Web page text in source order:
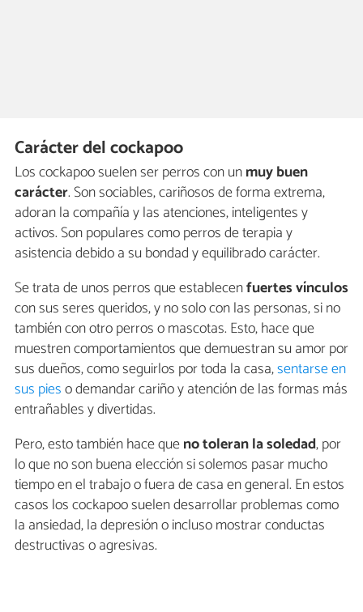
Carácter del cockapoo
Los cockapoo suelen ser perros con unmuy buen
carácter. Son sociables, cariñosos de forma extrema,
adoran la compañía y las atenciones, inteligentes y
activos. Son populares como perros de terapia y
asistencia debido a su bondad y equilibrado carácter.
Se trata de unos perros que establecenfuertes vínculos
con sus seres queridos, y no solo con las personas, si no
también con otro perros o mascotas. Esto, hace que
muestren comportamientos que demuestran su amor por
sus dueños, como seguirlos por toda la casa,sentarse en
sus pieso demandar cariño y atención de las formas más
entrañables y divertidas.
Pero, esto también hace queno toleran la soledad, por
lo que no son buena elección si solemos pasar mucho
tiempo en el trabajo o fuera de casa en general. En estos
casos los cockapoo suelen desarrollar problemas como
la ansiedad, la depresión o incluso mostrar conductas
destructivas o agresivas.